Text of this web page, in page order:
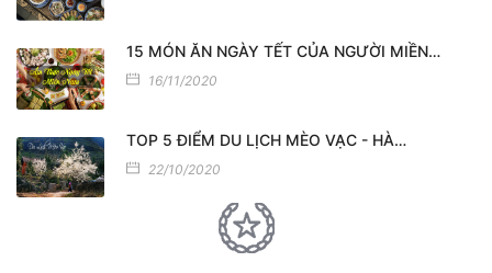
15 MÓN ĂN NGÀY TẾT CỦA NGƯỜI MIỀN…
16/11/2020
TOP 5 ĐIỂM DU LỊCH MÈO VẠC - HÀ…
22/10/2020